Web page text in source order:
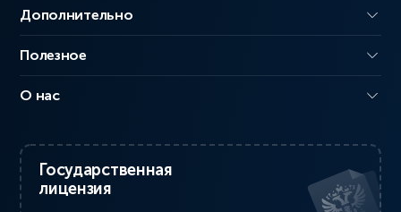
Дополнительно
Полезное
О нас
Государственная
лицензия